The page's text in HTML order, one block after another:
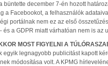
büntette december 7-én hozott
a Facebookot, a felhasználók
portálnak nem ez az első
és a GDPR miatt várhatóan nem is az
MOST FIGYELNI A
egyik legnagyobb publicitást kapott
módosítása volt. A KPMG